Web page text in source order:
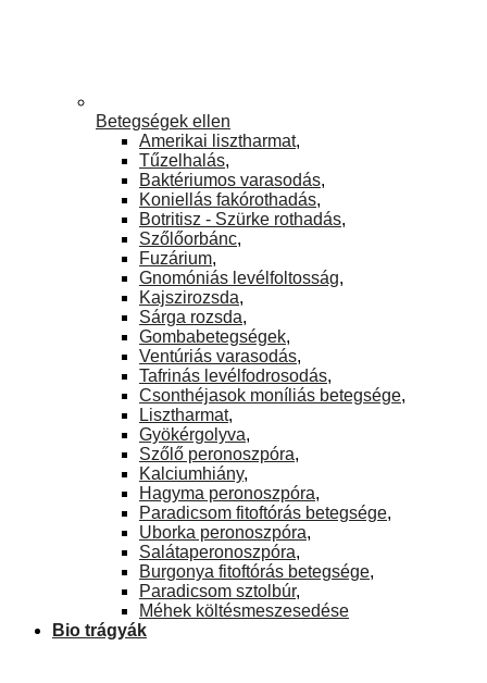
Betegségek ellen
Amerikai lisztharmat,
Tűzelhalás,
Baktériumos varasodás,
Koniellás fakórothadás,
Botritisz - Szürke rothadás,
Szőlőorbánc,
Fuzárium,
Gnomóniás levélfoltosság,
Kajszirozsda,
Sárga rozsda,
Gombabetegségek,
Ventúriás varasodás,
Tafrinás levélfodrosodás,
Csonthéjasok moníliás betegsége,
Lisztharmat,
Gyökérgolyva,
Szőlő peronoszpóra,
Kalciumhiány,
Hagyma peronoszpóra,
Paradicsom fitoftórás betegsége,
Uborka peronoszpóra,
Salátaperonoszpóra,
Burgonya fitoftórás betegsége,
Paradicsom sztolbúr,
Méhek költésmeszesedése
Bio trágyák